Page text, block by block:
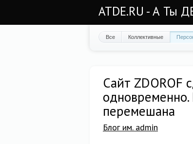
ATDE.RU - А Ты
Все Коллективные
Сайт ZDOROF
перемешана
Блог им. admin